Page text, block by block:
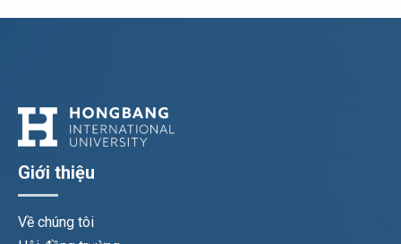
Giới thiệu
Về chúng tôi